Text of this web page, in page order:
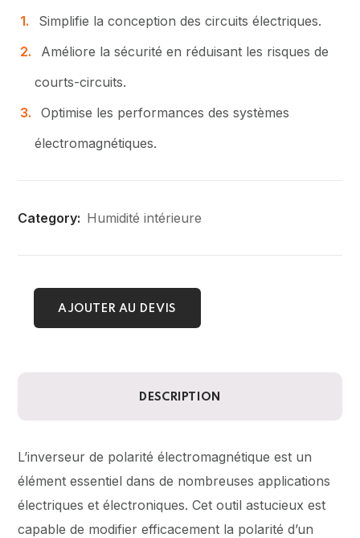
Simplifie la conception des circuits électriques.
Améliore la sécurité en réduisant les risques de
courts-circuits.
Optimise les performances des systèmes
électromagnétiques.
Category: Humidité intérieure
AJOUTER AU DEVIS
DESCRIPTION
L’inverseur de polarité électromagnétique est un
élément essentiel dans de nombreuses applications
électriques et électroniques. Cet outil astucieux est
capable de modifier efficacement la polarité d’un